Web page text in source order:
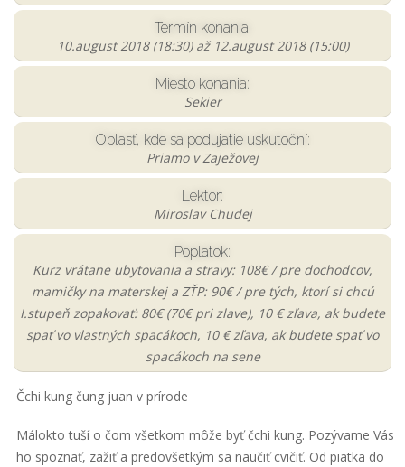
Termín konania:
10.august 2018 (18:30)až 12.august 2018 (15:00)
Miesto konania:
Sekier
Oblasť, kde sa podujatie uskutoční:
Priamo v Zaježovej
Lektor:
Miroslav Chudej
Poplatok:
Kurz vrátane ubytovania a stravy: 108€ / pre dochodcov,
mamičky na materskej a ZŤP: 90€ / pre tých, ktorí si chcú
I.stupeň zopakovať: 80€ (70€ pri zlave), 10 € zľava, ak budete
spať vo vlastných spacákoch, 10 € zľava, ak budete spať vo
spacákoch na sene
Čchi kung čung juan v prírode
Málokto tuší o čom všetkom môže byť čchi kung. Pozývame Vás
ho spoznať, zažiť a predovšetkým sa naučiť cvičiť. Od piatka do